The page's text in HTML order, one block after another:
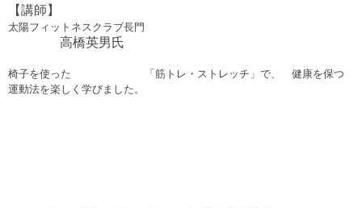
【講師】
太陽フィットネスクラブ長門
高橋英男氏
椅子を使った 「筋トレ・ストレッチ」で、 健康を保つ
運動法を楽しく学びました。